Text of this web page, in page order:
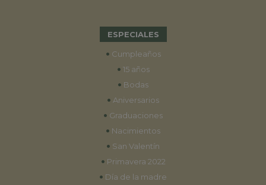
ESPECIALES
• Cumpleaños
• 15 años
• Bodas
• Aniversarios
• Graduaciones
• Nacimientos
• San Valentín
• Primavera 2022
• Día de la madre